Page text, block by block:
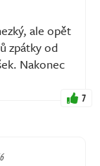
ale opět
zpátky od
Nakonec
7